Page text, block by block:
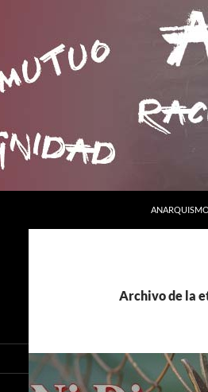
Archivo de la